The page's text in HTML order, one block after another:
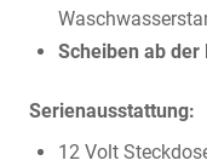
Scheiben ab
Serienausstattung:
12 Volt